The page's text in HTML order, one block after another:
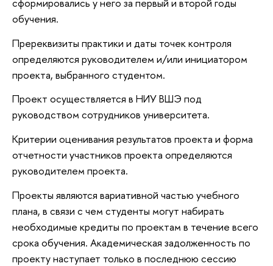
сформировались у него за первый и второй годы
обучения.
Пререквизиты практики и даты точек контроля
определяются руководителем и/или инициатором
проекта, выбранного студентом.
Проект осуществляется в НИУ ВШЭ под
руководством сотрудников университета.
Критерии оценивания результатов проекта и форма
отчетности участников проекта определяются
руководителем проекта.
Проекты являются вариативной частью учебного
плана, в связи с чем студенты могут набирать
необходимые кредиты по проектам в течение всего
срока обучения. Академическая задолженность по
проекту наступает только в последнюю сессию